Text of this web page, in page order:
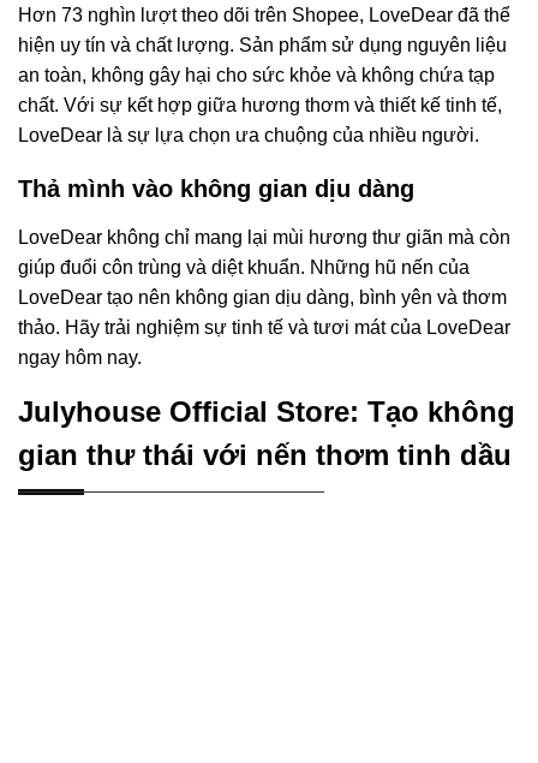
Hơn 73 nghìn lượt theo dõi trên Shopee, LoveDear đã thể
hiện uy tín và chất lượng. Sản phẩm sử dụng nguyên liệu
an toàn, không gây hại cho sức khỏe và không chứa tạp
chất. Với sự kết hợp giữa hương thơm và thiết kế tinh tế,
LoveDear là sự lựa chọn ưa chuộng của nhiều người.
Thả mình vào không gian dịu dàng
LoveDear không chỉ mang lại mùi hương thư giãn mà còn
giúp đuổi côn trùng và diệt khuẩn. Những hũ nến của
LoveDear tạo nên không gian dịu dàng, bình yên và thơm
thảo. Hãy trải nghiệm sự tinh tế và tươi mát của LoveDear
ngay hôm nay.
Julyhouse Official Store: Tạo không
gian thư thái với nến thơm tinh dầu